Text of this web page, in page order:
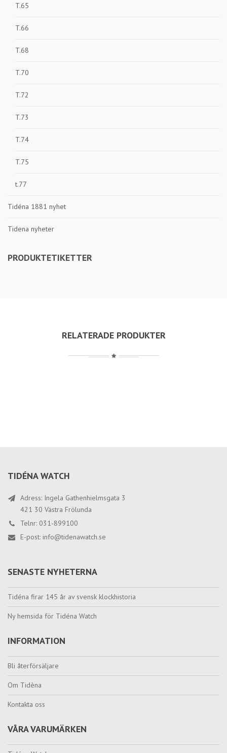
T.65
T.66
T.68
T.70
T.72
T.73
T.74
T.75
t.77
Tidéna 1881 nyhet
Tidena nyheter
PRODUKTETIKETTER
RELATERADE PRODUKTER
TIDÉNA WATCH
Adress: Ingela Gathenhielmsgata 3
421 30 Västra Frölunda
Telnr: 031-899100
E-post: info@tidenawatch.se
SENASTE NYHETERNA
Tidéna firar 145 år av svensk klockhistoria
Ny hemsida för Tidéna Watch
INFORMATION
Bli återförsäljare
Om Tidèna
Kontakta oss
VÅRA VARUMÄRKEN